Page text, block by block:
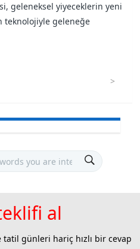
geleneksel yiyeceklerin yeni
teknolojiyle geleneğe
>
al
günleri hariç hızlı bir cevap